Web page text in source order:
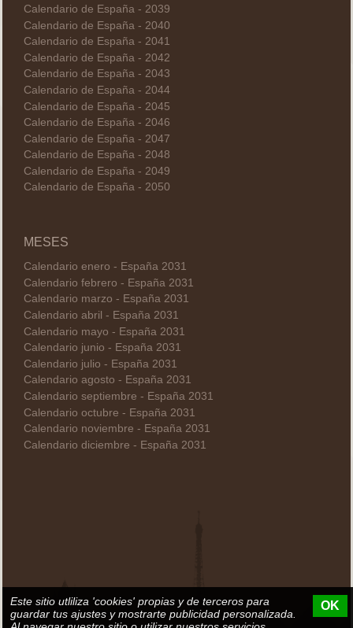
Calendario de España - 2039
Calendario de España - 2040
Calendario de España - 2041
Calendario de España - 2042
Calendario de España - 2043
Calendario de España - 2044
Calendario de España - 2045
Calendario de España - 2046
Calendario de España - 2047
Calendario de España - 2048
Calendario de España - 2049
Calendario de España - 2050
MESES
Calendario enero - España 2031
Calendario febrero - España 2031
Calendario marzo - España 2031
Calendario abril - España 2031
Calendario mayo - España 2031
Calendario junio - España 2031
Calendario julio - España 2031
Calendario agosto - España 2031
Calendario septiembre - España 2031
Calendario octubre - España 2031
Calendario noviembre - España 2031
Calendario diciembre - España 2031
Este sitio utliliza 'cookies' propias y de terceros para
guardar tus ajustes y mostrarte publicidad personalizada.
OK